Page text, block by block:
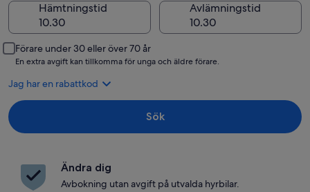
Hämtningstid
Avlämningstid
Förare under 30 eller över 70 år
En extra avgift kan tillkomma för unga och äldre förare.
Jag har en rabattkod
Sök
Ändra dig
Avbokning utan avgift på utvalda hyrbilar.